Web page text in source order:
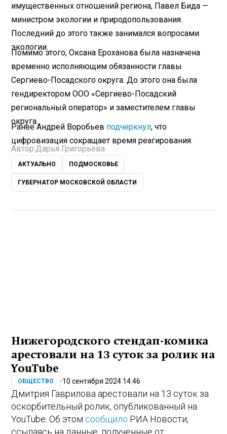
имущественных отношений региона, Павел Бида —
министром экологии и природопользования.
Последний до этого также занимался вопросами
экологии.
Помимо этого, Оксана Ероханова была назначена
временно исполняющим обязанности главы
Сергиево-Посадского округа. До этого она была
гендиректором ООО «Сергиево-Посадский
региональный оператор» и заместителем главы
округа.
Ранее Андрей Воробьев подчеркнул, что
цифровизация сокращает время реагирования.
Автор:Дарья Григорьева
АКТУАЛЬНО ПОДМОСКОВЬЕ
ГУБЕРНАТОР МОСКОВСКОЙ ОБЛАСТИ
Нижегородского стендап-комика
арестовали на 13 суток за ролик на
YouTube
ОБЩЕСТВО 10 сентября 2024 14:46
Дмитрия Гаврилова арестовали на 13 суток за
оскорбительный ролик, опубликованный на
YouTube. Об этом сообщило РИА Новости,
ссылаясь на данные, полученные от